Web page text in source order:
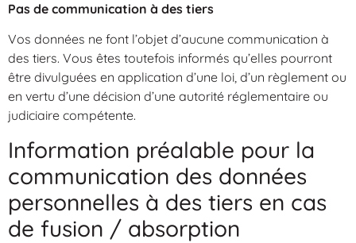
Pas de communication à des tiers
Vos données ne font l’objet d’aucune communication à
des tiers. Vous êtes toutefois informés qu’elles pourront
être divulguées en application d’une loi, d’un règlement ou
en vertu d’une décision d’une autorité réglementaire ou
judiciaire compétente.
Information préalable pour la
communication des données
personnelles à des tiers en cas
de fusion / absorption